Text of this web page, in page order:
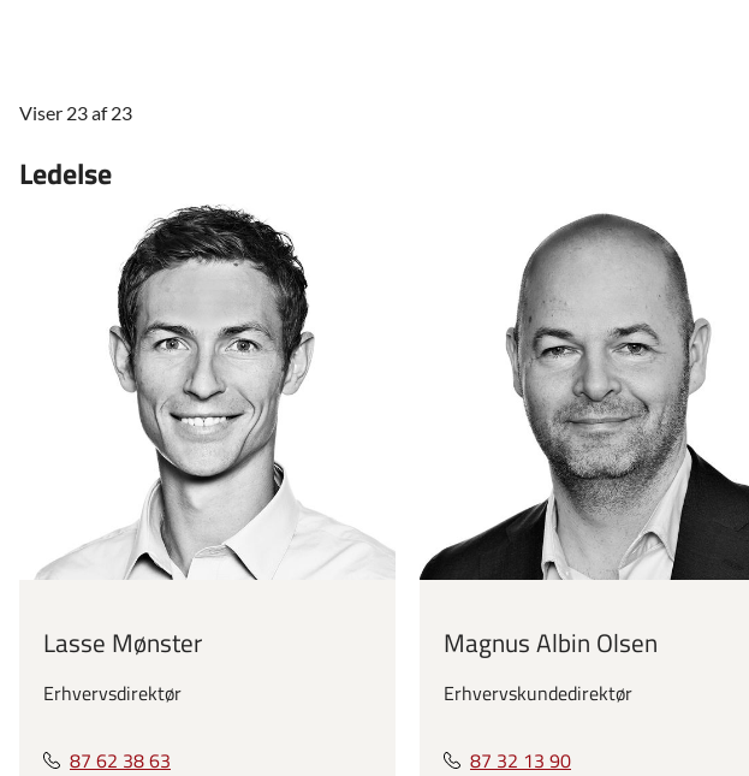
Viser 23 af 23
Ledelse
Lasse Mønster
Erhvervsdirektør
87 62 38 63
Magnus Albin Olsen
Erhvervskundedirektør
87 32 13 90